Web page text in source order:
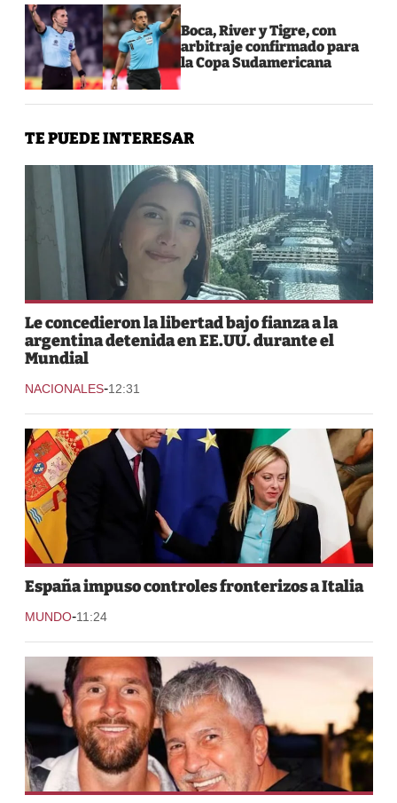
Boca, River y Tigre, con
arbitraje confirmado para
la Copa Sudamericana
TE PUEDE INTERESAR
Le concedieron la libertad bajo fianza a la
argentina detenida en EE.UU. durante el
Mundial
NACIONALES-12:31
España impuso controles fronterizos a Italia
MUNDO-11:24